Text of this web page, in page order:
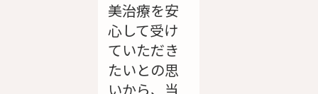
美治療を安
心して受け
ていただき
たいとの思
いから、当